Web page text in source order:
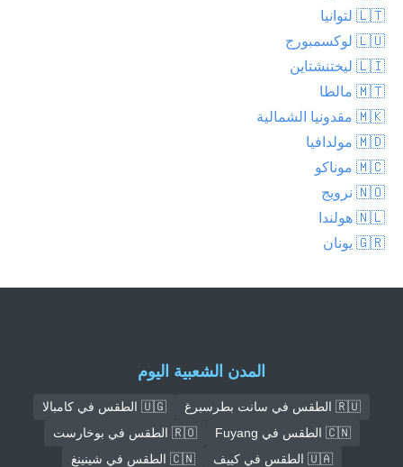
🇱🇹 لتوانيا
🇱🇺 لوكسمبورج
🇱🇮 ليختنشتاين
🇲🇹 مالطا
🇲🇰 مقدونيا الشمالية
🇲🇩 مولدافيا
🇲🇨 موناكو
🇳🇴 نرويج
🇳🇱 هولندا
🇬🇷 يونان
المدن الشعبية اليوم
🇷🇺 الطقس في سانت بطرسبرغ
🇺🇬 الطقس في كامبالا
🇨🇳 الطقس في Fuyang
🇷🇴 الطقس في بوخارست
🇺🇦 الطقس في كييف
🇨🇳 الطقس في شينينغ